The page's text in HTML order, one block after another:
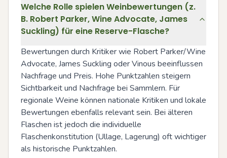
Welche Rolle spielen Weinbewertungen (z.
B. Robert Parker, Wine Advocate, James
Suckling) für eine Reserve-Flasche?
Bewertungen durch Kritiker wie Robert Parker/Wine
Advocate, James Suckling oder Vinous beeinflussen
Nachfrage und Preis. Hohe Punktzahlen steigern
Sichtbarkeit und Nachfrage bei Sammlern. Für
regionale Weine können nationale Kritiken und lokale
Bewertungen ebenfalls relevant sein. Bei älteren
Flaschen ist jedoch die individuelle
Flaschenkonstitution (Ullage, Lagerung) oft wichtiger
als historische Punktzahlen.